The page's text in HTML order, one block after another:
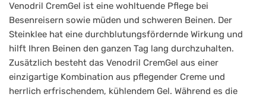
mit
Steinklee
100ml
Venodril CremGel ist eine wohltuende Pflege bei
Besenreisern sowie müden und schweren Beinen. Der
Steinklee hat eine durchblutungsfördernde Wirkung und
hilft Ihren Beinen den ganzen Tag lang durchzuhalten.
Zusätzlich besteht das Venodril CremGel aus einer
einzigartige Kombination aus pflegender Creme und
herrlich erfrischendem, kühlendem Gel. Während es die